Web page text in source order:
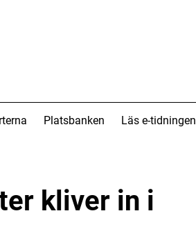
Platsbanken Läs e-tidningen
kliver in i